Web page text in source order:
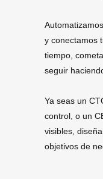
y conectamos
tiempo,
seguir
Ya seas un
control, o un
visibles,
objetivos de